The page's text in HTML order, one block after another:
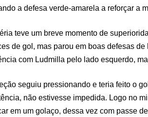
a defesa verde-amarela a reforçar a
teve um breve momento de
de gol, mas parou em boas defesas
com Ludmilla pelo lado esquerdo,
seguiu pressionando e teria feito o
não estivesse impedida. Logo no
em um golaço, dessa vez com passe